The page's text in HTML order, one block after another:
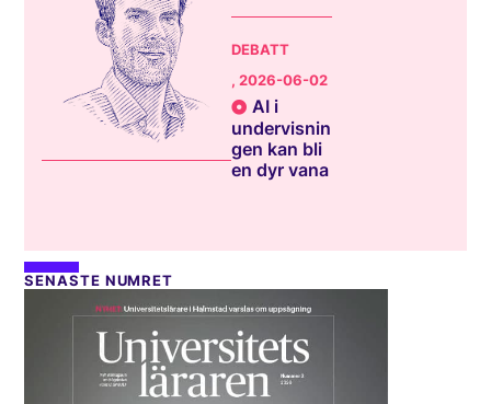
DEBATT
, 2026-06-02
AI i
undervisnin
gen kan bli
en dyr vana
SENASTE NUMRET